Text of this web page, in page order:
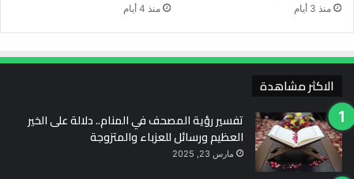
منذ 3 أيام منذ 4 أيام
الاكثر مشاهدة
تفسير رؤية المصحف في المنام.. دلالة على الخير
العظيم ورسائل للعزباء والمتزوجة
مارس 23, 2025